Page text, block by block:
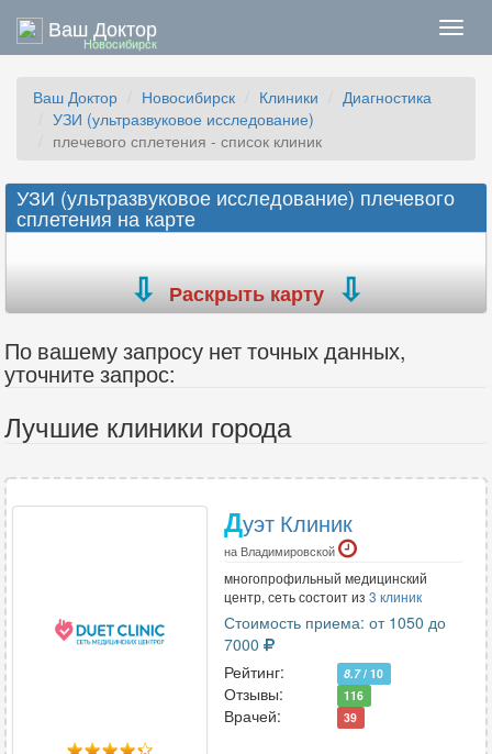
Ваш Доктор
Новосибирск
Ваш Доктор Новосибирск Клиники
Диагностика
УЗИ (ультразвуковое исследование)
плечевого сплетения - список клиник
УЗИ (ультразвуковое исследование) плечевого
сплетения на карте
Раскрыть карту
По вашему запросу нет точных данных,
уточните запрос:
Лучшие клиники города
Дуэт Клиник
на Владимировской
многопрофильный медицинский
центр, сеть состоит из 3 клиник
Стоимость приема: от 1050 до
7000
Рейтинг:
8.7/ 10
Отзывы: 116
Врачей: 39